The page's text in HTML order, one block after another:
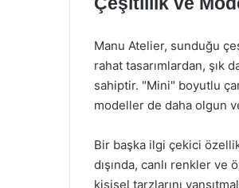
Manu Atelier, sunduğu
rahat tasarımlardan, şık
sahiptir. "Mini" boyutlu
modeller de daha olgun
Bir başka ilgi çekici
dışında, canlı renkler ve
kişisel tarzlarını